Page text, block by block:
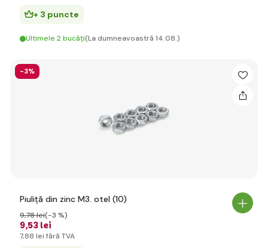
+ 3 puncte
Ultimele 2 bucăți(La dumneavoastră 14.08.)
-3%
Piuliță din zinc M3. otel (10)
9,53 lei
9,78 lei(-3 %)
7,88 lei fără TVA